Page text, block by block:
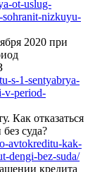
ot-uslug-
sohranit-nizkuyu-
2020 при
s-1-sentyabrya-
v-period-
Как отказаться
суда?
avtokreditu-kak-
dengi-bez-suda/
кредита